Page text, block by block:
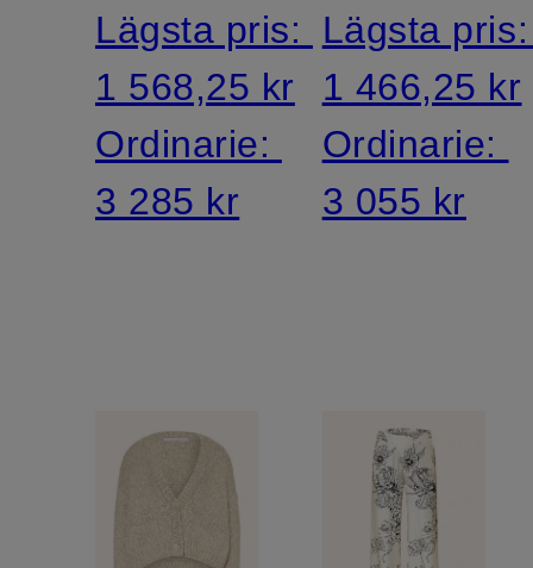
Lägsta pris:
1 568,25 kr
Ordinarie:
3 285 kr
Lägsta
1 466,25 kr
Ordinarie:
3 055 kr